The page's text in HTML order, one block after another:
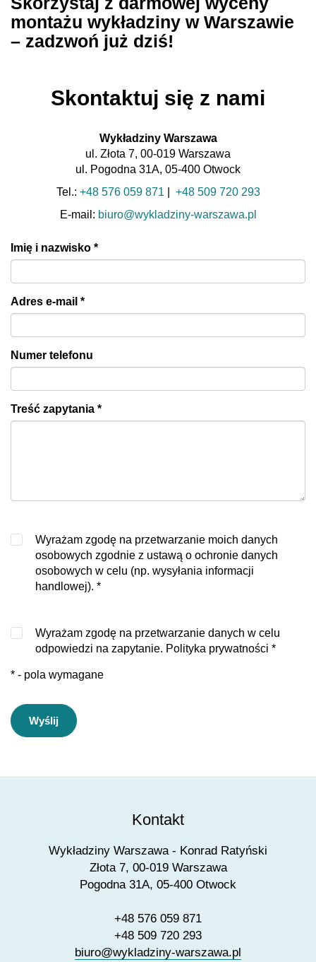
montażu wykładziny w Warszawie
– zadzwoń już dziś!
Skontaktuj się z nami
Wykładziny Warszawa
ul. Złota 7, 00-019 Warszawa
ul. Pogodna 31A, 05-400 Otwock
Tel.: +48 576 059 871
+48 509 720 293
E-mail: biuro@wykladziny-warszawa.pl
Imię i nazwisko *
Adres e-mail *
Numer telefonu
Treść zapytania *
Wyrażam zgodę na przetwarzanie moich danych
osobowych zgodnie z ustawą o ochronie danych
osobowych w celu (np. wysyłania informacji
handlowej). *
Wyrażam zgodę na przetwarzanie danych w celu
odpowiedzi na zapytanie. Polityka prywatności *
* - pola wymagane
Wyślij
Kontakt
Wykładziny Warszawa - Konrad Ratyński
Złota 7, 00-019 Warszawa
Pogodna 31A, 05-400 Otwock
+48 576 059 871
+48 509 720 293
biuro@wykladziny-warszawa.pl